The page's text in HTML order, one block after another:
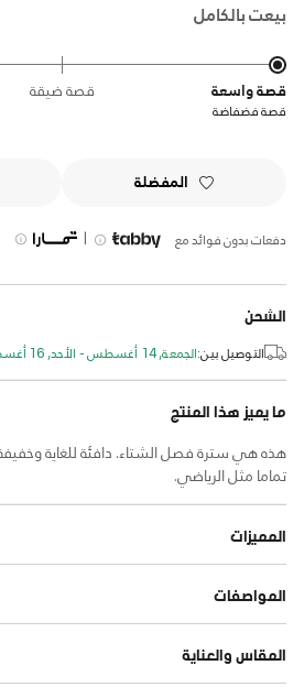
بيعت بالكامل
قصة واسعة قصة ضيقة
قصة فضفاضة
المفضلة
دفعات بدون فوائد مع |
الشحن
التوصيل بين:الجمعة, 14 أغسطس - الأحد, 16 أغسطس
ما يميز هذا المنتج
هذه هي سترة فصل الشتاء. دافئة للغاية وخفيفة
تماما مثل الرياضي.
المميزات
المواصفات
المقاس والعناية